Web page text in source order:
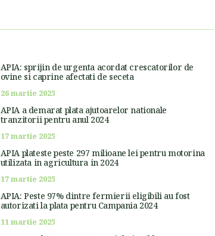
APIA: sprijin de urgenta acordat crescatorilor de
ovine si caprine afectati de seceta
26 martie 2025
APIA a demarat plata ajutoarelor nationale
tranzitorii pentru anul 2024
17 martie 2025
APIA plateste peste 297 milioane lei pentru motorina
utilizata in agricultura in 2024
17 martie 2025
APIA: Peste 97% dintre fermierii eligibili au fost
autorizati la plata pentru Campania 2024
11 martie 2025